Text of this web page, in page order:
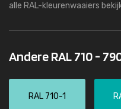
alle RAL-kleurenwaaiers
Andere RAL 710 -
RAL 710-1